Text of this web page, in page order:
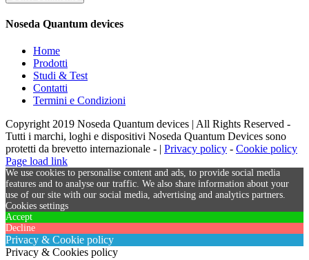
Noseda Quantum devices
Home
Prodotti
Studi & Test
Contatti
Termini e Condizioni
Copyright 2019 Noseda Quantum devices | All Rights Reserved -
Tutti i marchi, loghi e dispositivi Noseda Quantum Devices sono
protetti da brevetto internazionale - | Privacy policy - Cookie policy
Page load link
We use cookies to personalise content and ads, to provide social media
features and to analyse our traffic. We also share information about your
use of our site with our social media, advertising and analytics partners.
Cookies settings
Accept
Decline
Privacy & Cookie policy
Privacy & Cookies policy